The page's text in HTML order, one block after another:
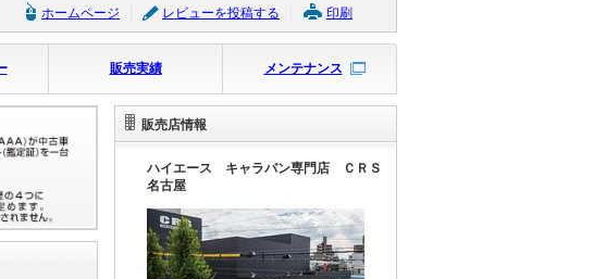
ホームページ レビューを投稿する 印刷
販売実績 メンテナンス
販売店情報
ハイエース キャラバン専門店 ＣＲＳ
名古屋